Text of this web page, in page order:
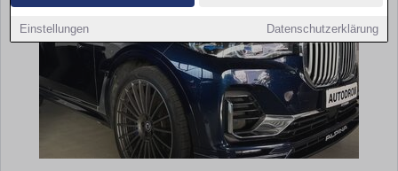
Einstellungen Datenschutzerklärung